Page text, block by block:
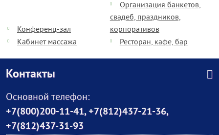
Конференц-зал
Организация банкетов,
свадеб, праздников,
корпоративов
Кабинет массажа
Ресторан, кафе, бар
Контакты
Основной телефон:
+7(800)200-11-41,+7(812)437-21-36,
+7(812)437-31-93